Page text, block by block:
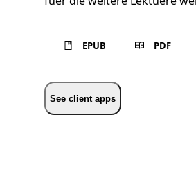
EPUB PDF
See client apps